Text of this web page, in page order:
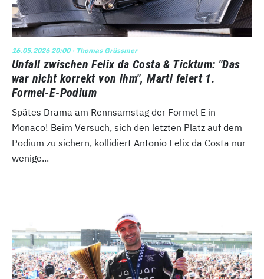
16.05.2026 20:00· Thomas Grüssmer
Unfall zwischen Felix da Costa & Ticktum: "Das
war nicht korrekt von ihm", Marti feiert 1.
Formel-E-Podium
Spätes Drama am Rennsamstag der Formel E in
Monaco! Beim Versuch, sich den letzten Platz auf dem
Podium zu sichern, kollidiert Antonio Felix da Costa nur
wenige...